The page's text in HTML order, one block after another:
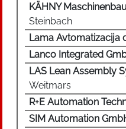
wichtiger Unterschied
Leistungsschütz und
Lasten, die bei 500
modellabhängig bis
ansteigen. Schütze
Schaltstellungen
werden zum
eingesetzt.
KÄHNY
Steinbach
Lama Avtomatizacija
Lanco Integrated
LAS Lean Assembly
Weitmars
R+E Automation
SIM Automation